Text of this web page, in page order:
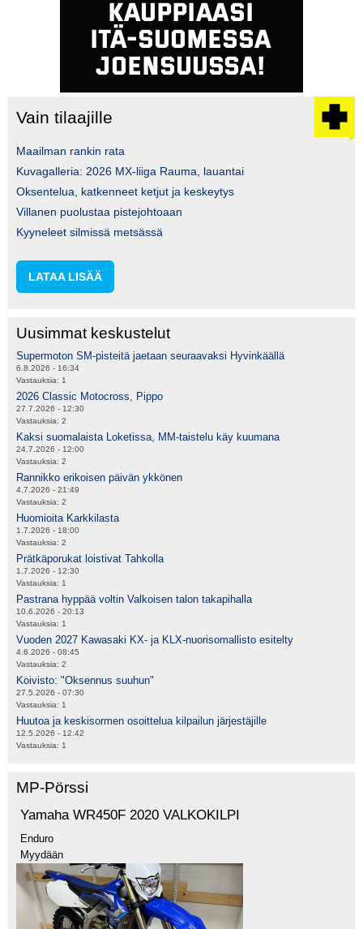
Vain tilaajille
Maailman rankin rata
Kuvagalleria: 2026 MX-liiga Rauma, lauantai
Oksentelua, katkenneet ketjut ja keskeytys
Villanen puolustaa pistejohtoaan
Kyyneleet silmissä metsässä
LATAA LISÄÄ
Uusimmat keskustelut
Supermoton SM-pisteitä jaetaan seuraavaksi Hyvinkäällä
6.8.2026 - 16:34
Vastauksia: 1
2026 Classic Motocross, Pippo
27.7.2026 - 12:30
Vastauksia: 2
Kaksi suomalaista Loketissa, MM-taistelu käy kuumana
24.7.2026 - 12:00
Vastauksia: 2
Rannikko erikoisen päivän ykkönen
4.7.2026 - 21:49
Vastauksia: 2
Huomioita Karkkilasta
1.7.2026 - 18:00
Vastauksia: 2
Prätkäporukat loistivat Tahkolla
1.7.2026 - 12:30
Vastauksia: 1
Pastrana hyppää voltin Valkoisen talon takapihalla
10.6.2026 - 20:13
Vastauksia: 1
Vuoden 2027 Kawasaki KX- ja KLX-nuorisomallisto esitelty
4.6.2026 - 08:45
Vastauksia: 2
Koivisto: "Oksennus suuhun"
27.5.2026 - 07:30
Vastauksia: 1
Huutoa ja keskisormen osoittelua kilpailun järjestäjille
12.5.2026 - 12:42
Vastauksia: 1
MP-Pörssi
Yamaha WR450F 2020 VALKOKILPI
Enduro
Myydään